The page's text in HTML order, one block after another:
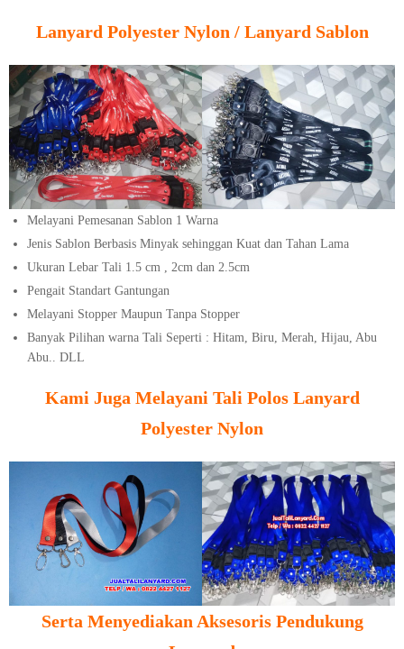
Lanyard Polyester Nylon / Lanyard Sablon
Melayani Pemesanan Sablon 1 Warna
Jenis Sablon Berbasis Minyak sehinggan Kuat dan Tahan Lama
Ukuran Lebar Tali 1.5 cm , 2cm dan 2.5cm
Pengait Standart Gantungan
Melayani Stopper Maupun Tanpa Stopper
Banyak Pilihan warna Tali Seperti : Hitam, Biru, Merah, Hijau, Abu
Abu.. DLL
Kami Juga Melayani Tali Polos Lanyard
Polyester Nylon
Serta Menyediakan Aksesoris Pendukung